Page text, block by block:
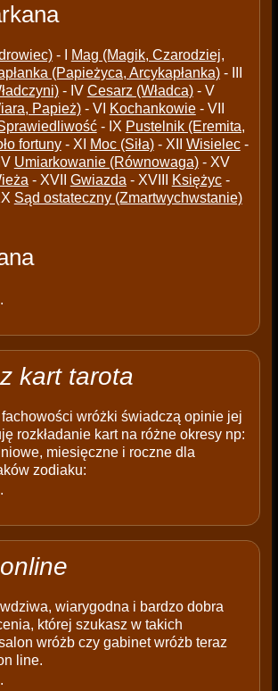
- I
Mag (Magik, Czarodziej,
(Papieżyca, Arcykapłanka)- III
- IV Cesarz (Władca)- V
Papież)- VI Kochankowie- VII
- IX Pustelnik (Eremita,
fortuny- XI Moc (Siła)- XII Wisielec-
Umiarkowanie (Równowaga)- XV
- XVII Gwiazda - XVIII Księżyc-
Sąd ostateczny (Zmartwychwstanie)
kart tarota
wróżki świadczą opinie jej
rozkładanie kart na różne okresy np:
miesięczne i roczne dla
zodiaku:
wiarygodna i bardzo dobra
której szukasz w takich
wróżb czy gabinet wróżb teraz
line.